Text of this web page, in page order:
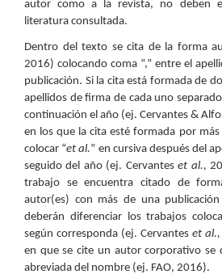
autor como a la revista, no deben
literatura consultada.
Dentro del texto se cita de la forma
2016) colocando coma “,” entre el
publicación. Si la cita está formada de
apellidos de firma de cada uno
continuación el año (ej. Cervantes &
en los que la cita esté formada por
colocar “et al.” en cursiva después del
seguido del año (ej. Cervanteset al.,
trabajo se encuentra citado de
autor(es) con más de una
deberán diferenciar los trabajos
según corresponda (ej. Cervantes et al.,
en que se cite un autor corporativo se
abreviada del nombre (ej. FAO, 2016).